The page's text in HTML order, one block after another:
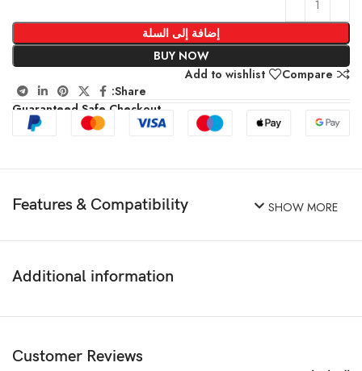
إضافة إلى السلة
BUY NOW
Compare
Add to wishlist
Share:
Guaranteed Safe Checkout
Features & Compatibility SHOW MORE
Additional information
Customer Reviews